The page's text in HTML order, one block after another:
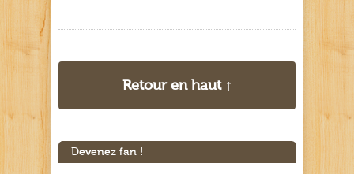
Retour en haut ↑
Devenez fan !